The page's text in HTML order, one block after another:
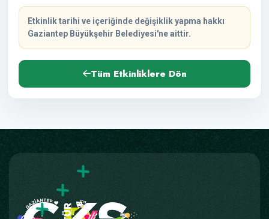
Etkinlik tarihi ve içeriğinde değişiklik yapma hakkı
Gaziantep Büyükşehir Belediyesi'ne aittir.
Tüm Etkinliklere Dön